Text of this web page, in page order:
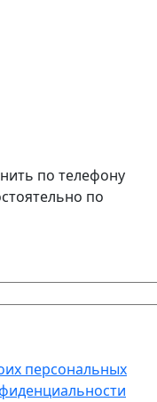
по телефону
по
персональных